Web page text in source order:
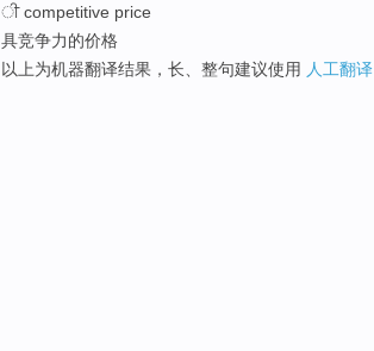
ੀ competitive price
具竞争力的价格
以上为机器翻译结果，长、整句建议使用 人工翻译